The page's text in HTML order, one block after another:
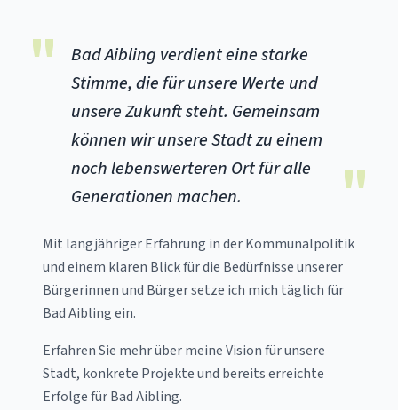
"
Bad Aibling verdient eine starke
Stimme, die für unsere Werte und
unsere Zukunft steht. Gemeinsam
können wir unsere Stadt zu einem
noch lebenswerteren Ort für alle
Generationen machen.
"
Mit langjähriger Erfahrung in der Kommunalpolitik
und einem klaren Blick für die Bedürfnisse unserer
Bürgerinnen und Bürger setze ich mich täglich für
Bad Aibling ein.
Erfahren Sie mehr über meine Vision für unsere
Stadt, konkrete Projekte und bereits erreichte
Erfolge für Bad Aibling.